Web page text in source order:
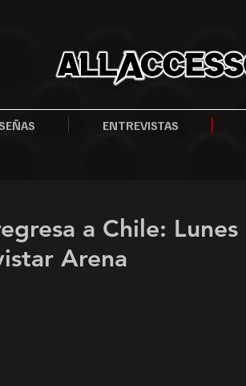
ENTREVISTAS
a Chile: Lunes
Arena